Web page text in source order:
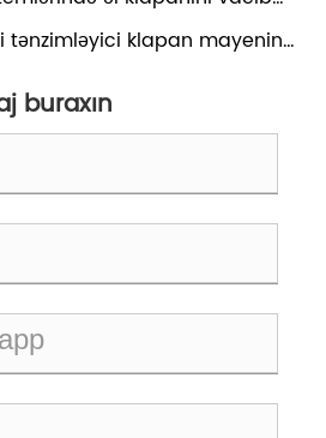
tənzimləyici klapan mayenin
buraxın